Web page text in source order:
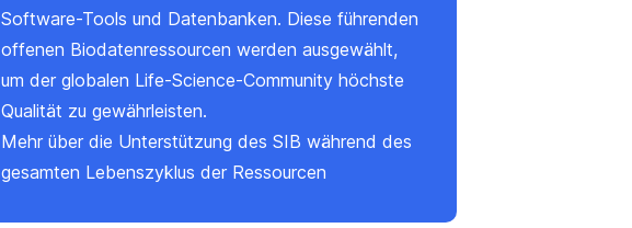
Software-Tools und Datenbanken. Diese führenden
offenen Biodatenressourcen werden ausgewählt,
um der globalen Life-Science-Community höchste
Qualität zu gewährleisten.
Mehr über die Unterstützung des SIB während des
gesamten Lebenszyklus der Ressourcen